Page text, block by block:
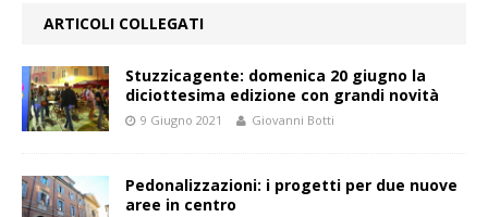
ARTICOLI COLLEGATI
Stuzzicagente: domenica 20 giugno la
diciottesima edizione con grandi novità
9 Giugno 2021 Giovanni Botti
Pedonalizzazioni: i progetti per due nuove
aree in centro